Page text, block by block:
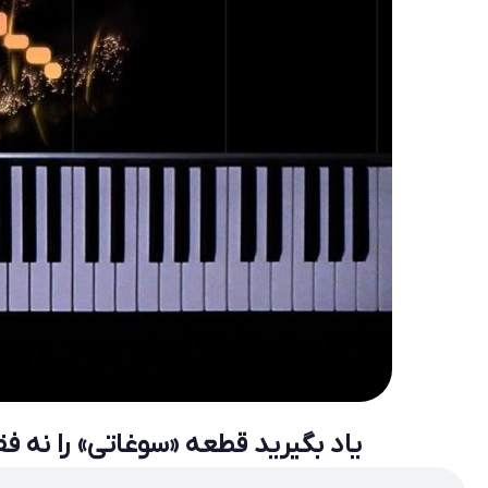
یاد بگیرید قطعه «سوغاتی» را نه